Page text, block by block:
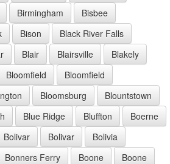
Birmingham
Bisbee
Bison
Black River Falls
Blair Blairsville
Blakely
Bloomfield
Bloomfield
Bloomsburg
Blountstown
Blue Ridge Bluffton
Boerne
Bolivar Bolivar
Bolivia
Bonners Ferry Boone
Boone